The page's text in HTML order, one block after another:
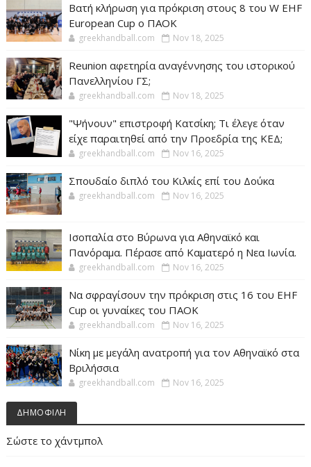
Βατή κλήρωση για πρόκριση στους 8 του W EHF
European Cup ο ΠΑΟΚ
greekhandball.com Nov 18, 2025
Reunion αφετηρία αναγέννησης του ιστορικού
Πανελληνίου ΓΣ;
greekhandball.com Nov 18, 2025
"Ψήνουν" επιστροφή Κατσίκη; Τι έλεγε όταν
είχε παραιτηθεί από την Προεδρία της ΚΕΔ;
greekhandball.com Nov 16, 2025
Σπουδαίο διπλό του Κιλκίς επί του Δούκα
greekhandball.com Nov 16, 2025
Ισοπαλία στο Βύρωνα για Αθηναϊκό και
Πανόραμα. Πέρασε από Καματερό η Νεα Ιωνία.
greekhandball.com Nov 16, 2025
Να σφραγίσουν την πρόκριση στις 16 του EHF
Cup οι γυναίκες του ΠΑΟΚ
greekhandball.com Nov 16, 2025
Νίκη με μεγάλη ανατροπή για τον Αθηναϊκό στα
Βριλήσσια
greekhandball.com Nov 16, 2025
ΔΗΜΟΦΙΛΗ
Σώστε το χάντμπολ